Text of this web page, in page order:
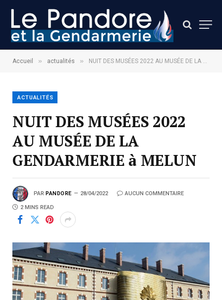
Accueil » actualités » NUIT DES MUSÉES 2022 AU MUSÉE DE LA GENDARMERIE à MELUN
ACTUALITÉS
NUIT DES MUSÉES 2022
AU MUSÉE DE LA
GENDARMERIE à MELUN
PAR PANDORE 28/04/2022 AUCUN COMMENTAIRE
2 MINS READ